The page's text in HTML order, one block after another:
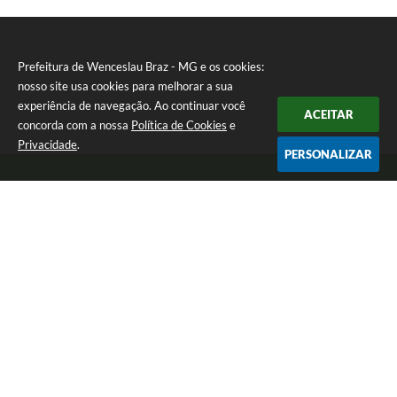
Prefeitura de Wenceslau Braz - MG e os cookies:
nosso site usa cookies para melhorar a sua
experiência de navegação. Ao continuar você
concorda com a nossa Política de Cookies e
Privacidade.
ACEITAR
PERSONALIZAR
Telefone: (35) 99971-1768